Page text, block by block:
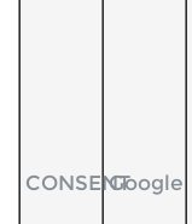
CONSENTGoogle